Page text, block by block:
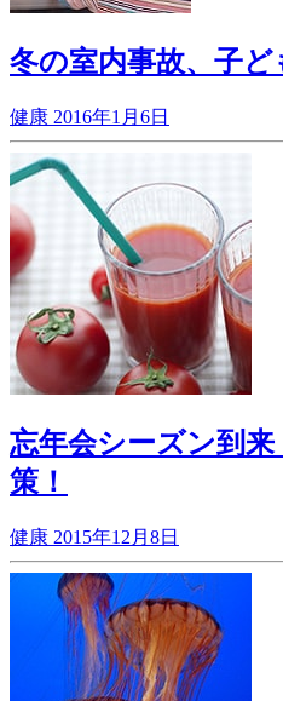
冬の室内事故、子ど
健康 2016年1月6日
忘年会シーズン到
策！
健康 2015年12月8日